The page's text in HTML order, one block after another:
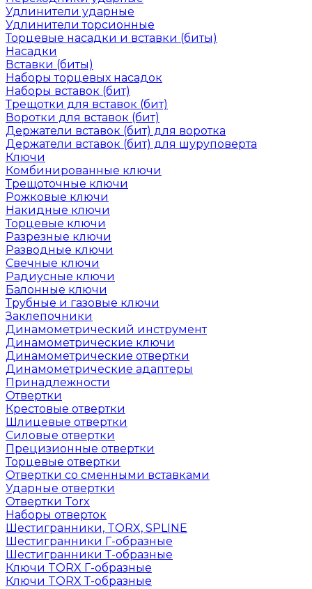
Удлинители ударные
Удлинители торсионные
Торцевые насадки и вставки (биты)
Насадки
Вставки (биты)
Наборы торцевых насадок
Наборы вставок (бит)
Трещотки для вставок (бит)
Воротки для вставок (бит)
Держатели вставок (бит) для воротка
Держатели вставок (бит) для шуруповерта
Ключи
Комбинированные ключи
Трещоточные ключи
Рожковые ключи
Накидные ключи
Торцевые ключи
Разрезные ключи
Разводные ключи
Свечные ключи
Радиусные ключи
Балонные ключи
Трубные и газовые ключи
Заклепочники
Динамометрический инструмент
Динамометрические ключи
Динамометрические отвертки
Динамометрические адаптеры
Принадлежности
Отвертки
Крестовые отвертки
Шлицевые отвертки
Силовые отвертки
Прецизионные отвертки
Торцевые отвертки
Отвертки со сменными вставками
Ударные отвертки
Отвертки Torx
Наборы отверток
Шестигранники, TORX, SPLINE
Шестигранники Г-образные
Шестигранники Т-образные
Ключи TORX Г-образные
Ключи TORX Т-образные